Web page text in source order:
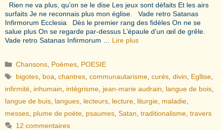
Rien ne va plus, qu’on se le dise Les jeux sont défaits Et les airs
surfaits Je ne reconnais plus mon église. Vade retro Satanas
Infirmorum Ecclesia Dès le premier rang des fidèles On ne se
salue plus On se regarde par-dessus L’épaule d’un œil de grêle.
Vade retro Satanas Infirmorum … Lire plus
Catégories
Chansons Poèmes POESIE
Étiquettes
bigotes boa ,chantres ,communautarisme ,curés ,divin Egllise
infirmité inhumain intégrisme jean-marie audrain langue de bois
langue de buis langues lecteurs lecture liturgie maladie
messes plume de poète psaumes Satan traditionalisme travers
12 commentaires